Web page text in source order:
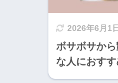
2026年6月1日
ボサボサか
な人におす